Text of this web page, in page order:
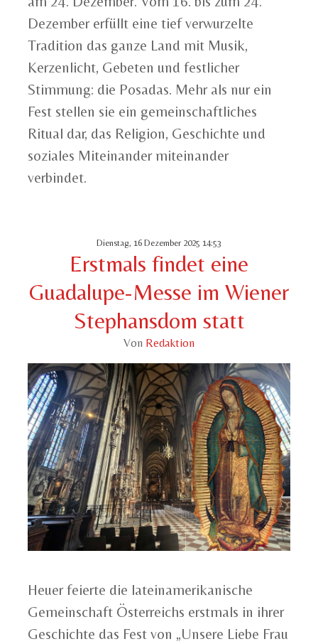
Dezember erfüllt eine tief verwurzelte
Tradition das ganze Land mit Musik,
Kerzenlicht, Gebeten und festlicher
Stimmung: die Posadas. Mehr als nur ein
Fest stellen sie ein gemeinschaftliches
Ritual dar, das Religion, Geschichte und
soziales Miteinander miteinander
verbindet.
Dienstag, 16 Dezember 2025 14:53
Erstmals findet eine
Guadalupe-Messe im Wiener
Stephansdom statt
Von Redaktion
Heuer feierte die lateinamerikanische
Gemeinschaft Österreichs erstmals in ihrer
Geschichte das Fest von „Unsere Liebe Frau